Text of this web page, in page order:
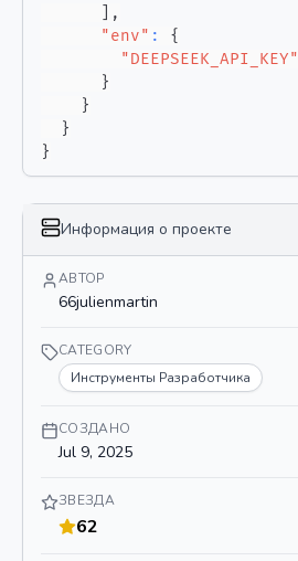
,
"env" :
{
"DEEPSEEK_API_KEY"
}
}
}
}
Информация о проекте
АВТОР
66julienmartin
CATEGORY
Инструменты Разработчика
СОЗДАНО
Jul 9, 2025
ЗВЕЗДА
62